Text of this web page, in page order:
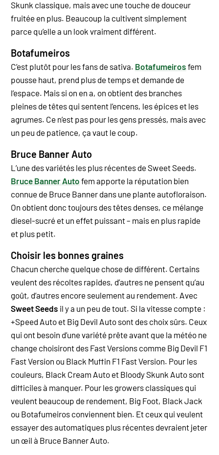
Skunk classique, mais avec une touche de douceur
fruitée en plus. Beaucoup la cultivent simplement
parce qu’elle a un look vraiment différent.
Botafumeiros
C’est plutôt pour les fans de sativa. Botafumeiros fem
pousse haut, prend plus de temps et demande de
l’espace. Mais si on en a, on obtient des branches
pleines de têtes qui sentent l’encens, les épices et les
agrumes. Ce n’est pas pour les gens pressés, mais avec
un peu de patience, ça vaut le coup.
Bruce Banner Auto
L’une des variétés les plus récentes de Sweet Seeds.
Bruce Banner Auto fem apporte la réputation bien
connue de Bruce Banner dans une plante autofloraison.
On obtient donc toujours des têtes denses, ce mélange
diesel-sucré et un effet puissant – mais en plus rapide
et plus petit.
Choisir les bonnes graines
Chacun cherche quelque chose de différent. Certains
veulent des récoltes rapides, d’autres ne pensent qu’au
goût, d’autres encore seulement au rendement. Avec
Sweet Seeds il y a un peu de tout. Si la vitesse compte :
+Speed Auto et Big Devil Auto sont des choix sûrs. Ceux
qui ont besoin d’une variété prête avant que la météo ne
change choisiront des Fast Versions comme Big Devil F1
Fast Version ou Black Muffin F1 Fast Version. Pour les
couleurs, Black Cream Auto et Bloody Skunk Auto sont
difficiles à manquer. Pour les growers classiques qui
veulent beaucoup de rendement, Big Foot, Black Jack
ou Botafumeiros conviennent bien. Et ceux qui veulent
essayer des automatiques plus récentes devraient jeter
un œil à Bruce Banner Auto.